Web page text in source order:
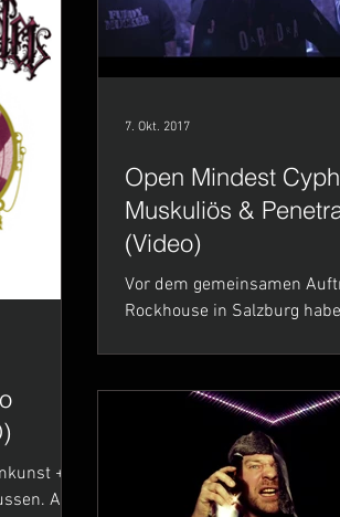
+
Auf
Open Mindest
Muskuliös &
(Video)
Vor dem gemeinsamen
Rockhouse in Salzburg
7. Okt. 2017